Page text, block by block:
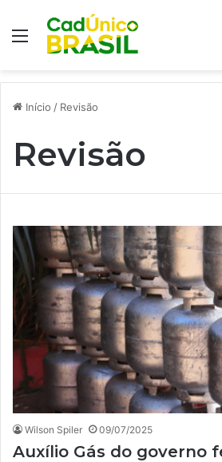
Menu
Início / Revisão
Revisão
Wilson Spiler 09/07/2025
Auxílio Gás do governo